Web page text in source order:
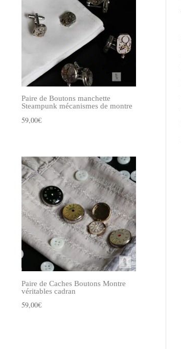
Paire de Boutons manchette
Steampunk mécanismes de montre
59,00€
Paire de Caches Boutons Montre
véritables cadran
59,00€